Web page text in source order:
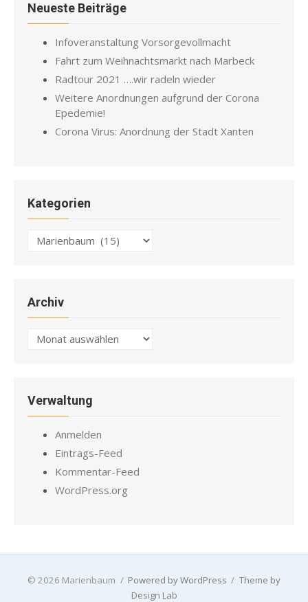
Neueste Beiträge
Infoveranstaltung Vorsorgevollmacht
Fahrt zum Weihnachtsmarkt nach Marbeck
Radtour 2021 ….wir radeln wieder
Weitere Anordnungen aufgrund der Corona
Epedemie!
Corona Virus: Anordnung der Stadt Xanten
Kategorien
Kategorien
Archiv
Archiv
Verwaltung
Anmelden
Eintrags-Feed
Kommentar-Feed
WordPress.org
© 2026 Marienbaum / Powered by WordPress / Theme by
Design Lab